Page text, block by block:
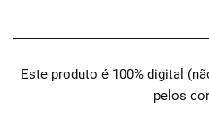
Este produto é 100% digital
pelos